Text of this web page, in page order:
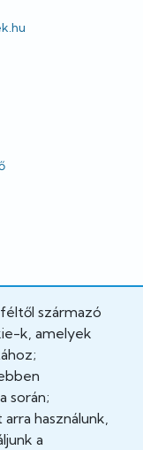
származó
k, amelyek
során;
használunk,
a